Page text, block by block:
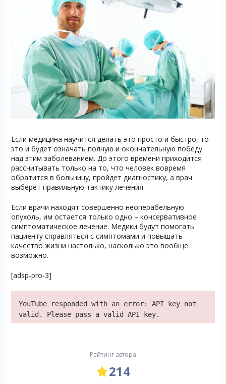
Если медицина научится делать это просто и быстро, то
это и будет означать полную и окончательную победу
над этим заболеванием. До этого времени приходится
рассчитывать только на то, что человек вовремя
обратится в больницу, пройдет диагностику, а врач
выберет правильную тактику лечения.
Если врачи находят совершенно неоперабельную
опухоль, им остается только одно – консервативное
симптоматическое лечение. Медики будут помогать
пациенту справляться с симптомами и повышать
качество жизни настолько, насколько это вообще
возможно.
[adsp-pro-3]
YouTube responded with an error: API key not
valid. Please pass a valid API key.
Рейтинг автора
214